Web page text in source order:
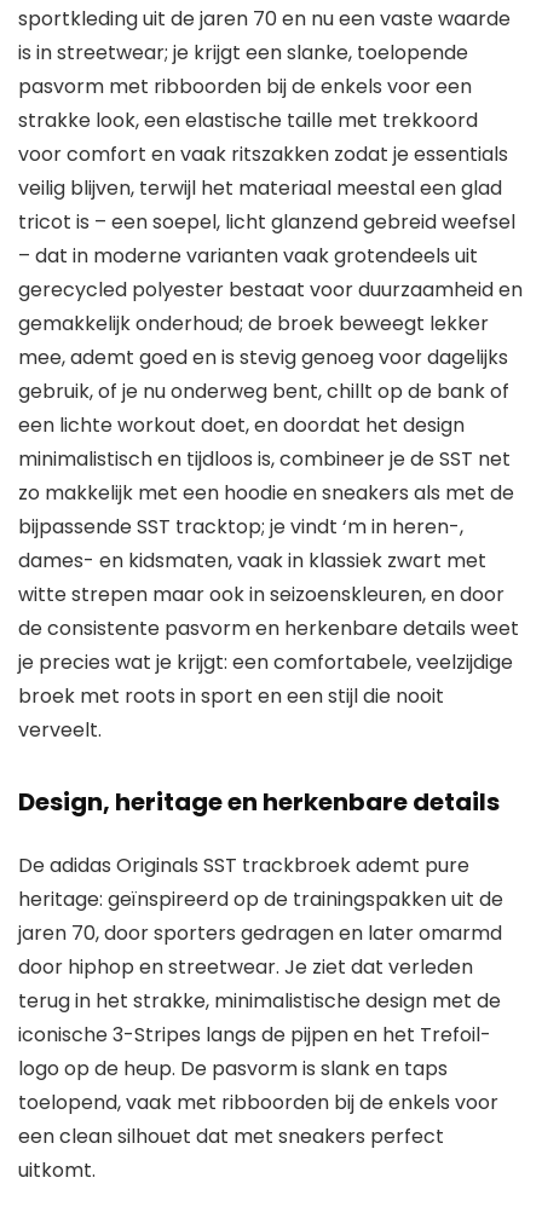
sportkleding uit de jaren 70 en nu een vaste waarde
is in streetwear; je krijgt een slanke, toelopende
pasvorm met ribboorden bij de enkels voor een
strakke look, een elastische taille met trekkoord
voor comfort en vaak ritszakken zodat je essentials
veilig blijven, terwijl het materiaal meestal een glad
tricot is – een soepel, licht glanzend gebreid weefsel
– dat in moderne varianten vaak grotendeels uit
gerecycled polyester bestaat voor duurzaamheid en
gemakkelijk onderhoud; de broek beweegt lekker
mee, ademt goed en is stevig genoeg voor dagelijks
gebruik, of je nu onderweg bent, chillt op de bank of
een lichte workout doet, en doordat het design
minimalistisch en tijdloos is, combineer je de SST net
zo makkelijk met een hoodie en sneakers als met de
bijpassende SST tracktop; je vindt ‘m in heren-,
dames- en kidsmaten, vaak in klassiek zwart met
witte strepen maar ook in seizoenskleuren, en door
de consistente pasvorm en herkenbare details weet
je precies wat je krijgt: een comfortabele, veelzijdige
broek met roots in sport en een stijl die nooit
verveelt.
Design, heritage en herkenbare details
De adidas Originals SST trackbroek ademt pure
heritage: geïnspireerd op de trainingspakken uit de
jaren 70, door sporters gedragen en later omarmd
door hiphop en streetwear. Je ziet dat verleden
terug in het strakke, minimalistische design met de
iconische 3-Stripes langs de pijpen en het Trefoil-
logo op de heup. De pasvorm is slank en taps
toelopend, vaak met ribboorden bij de enkels voor
een clean silhouet dat met sneakers perfect
uitkomt.